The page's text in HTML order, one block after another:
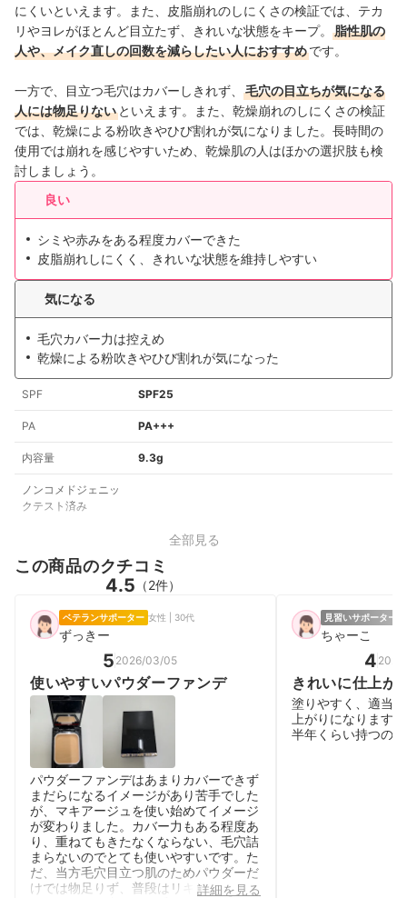
にくいといえます。また、皮脂崩れのしにくさの検証では、テカ
リやヨレがほとんど目立たず、きれいな状態をキープ。
脂性肌の
人や、メイク直しの回数を減らしたい人におすすめです。
一方で、目立つ毛穴はカバーしきれず、
毛穴の目立ちが気になる
人には物足りない といえます。また、乾燥崩れのしにくさの検証
では、乾燥による粉吹きやひび割れが気になりました。長時間の
使用では崩れを感じやすいため、乾燥肌の人はほかの選択肢も検
討しましょう。
良い
シミや赤みをある程度カバーできた
皮脂崩れしにくく、きれいな状態を維持しやすい
気になる
毛穴カバー力は控えめ
乾燥による粉吹きやひび割れが気になった
SPF SPF25
PA PA+++
内容量 9.3g
ノンコメドジェニッ
クテスト済み
全部見る
この商品のクチコミ
4.5 （2件）
ベテランサポーター 女性 | 30代
ずっきー
5 2026/03/05
使いやすいパウダーファンデ
パウダーファンデはあまりカバーできず
まだらになるイメージがあり苦手でした
が、マキアージュを使い始めてイメージ
が変わりました。カバー力もある程度あ
り、重ねてもきたなくならない、毛穴詰
まらないのでとても使いやすいです。た
だ、当方毛穴目立つ肌のためパウダーだ
けでは物足りず、普段はリキッドメイン
詳細を見る
見習いサポーター
ちゃーこ
4
きれいに仕上が
塗りやすく、適当
上がりになります
半年くらい持つの